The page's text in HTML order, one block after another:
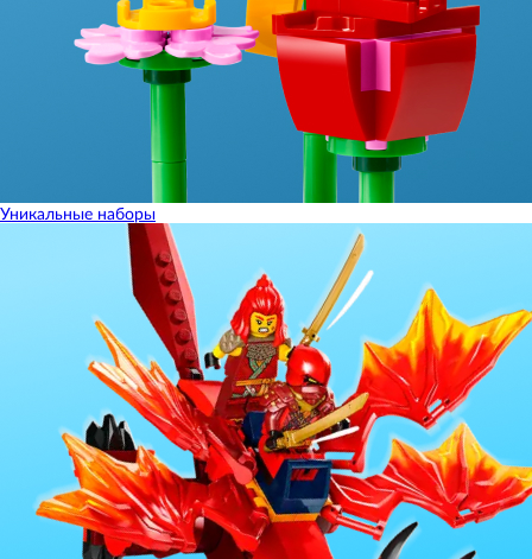
Уникальные наборы